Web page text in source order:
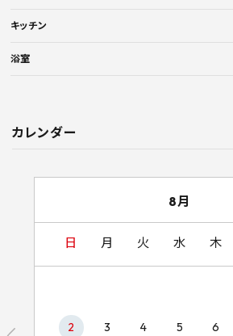
キッチン
浴室
カレンダー
8月
日 月 火 水 木
2 3 4 5 6